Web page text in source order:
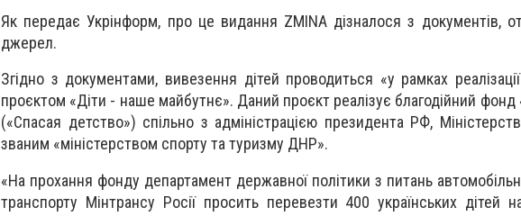
Як передає Укрінформ, про це видання ZMINA дізналося з документів,
джерел.
Згідно з документами, вивезення дітей проводиться «у рамках реалізації
проєктом «Діти - наше майбутнє». Даний проєкт реалізує благодійний
(«Спасая детство») спільно з адміністрацією президента РФ,
званим «міністерством спорту та туризму ДНР».
«На прохання фонду департамент державної політики з питань
транспорту Мінтрансу Росії просить перевезти 400 українських дітей